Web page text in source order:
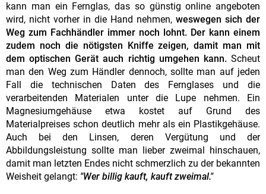
kann man ein Fernglas, das so günstig online angeboten
wird, nicht vorher in die Hand nehmen, weswegen sich der
Weg zum Fachhändler immer noch lohnt. Der kann einem
zudem noch die nötigsten Kniffe zeigen, damit man mit
dem optischen Gerät auch richtig umgehen kann.Scheut
man den Weg zum Händler dennoch, sollte man auf jeden
Fall die technischen Daten des Fernglases und die
verarbeitenden Materialen unter die Lupe nehmen. Ein
Magnesiumgehäuse etwa kostet auf Grund des
Materialpreises schon deutlich mehr als ein Plastikgehäuse.
Auch bei den Linsen, deren Vergütung und der
Abbildungsleistung sollte man lieber zweimal hinschauen,
damit man letzten Endes nicht schmerzlich zu der bekannten
Weisheit gelangt: "Wer billig kauft, kauft zweimal."